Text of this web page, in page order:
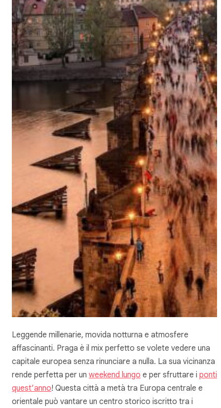
Leggende millenarie, movida notturna e atmosfere
affascinanti. Praga è il mix perfetto se volete vedere una
capitale europea senza rinunciare a nulla. La sua vicinanza
rende perfetta per un weekend lungo e per sfruttare i ponti
quest’anno! Questa città a metà tra Europa centrale e
orientale può vantare un centro storico iscritto tra i